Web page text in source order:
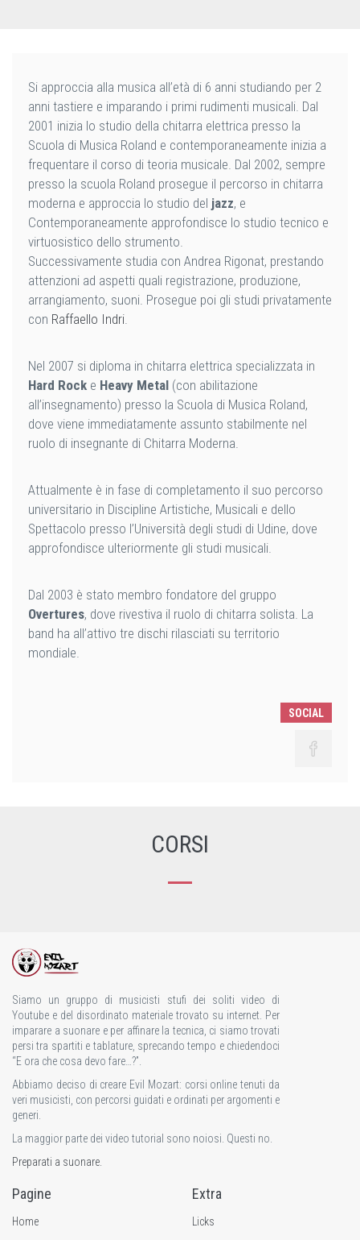
Si approccia alla musica all’età di 6 anni studiando per 2
anni tastiere e imparando i primi rudimenti musicali. Dal
2001 inizia lo studio della chitarra elettrica presso la
Scuola di Musica Roland e contemporaneamente inizia a
frequentare il corso di teoria musicale. Dal 2002, sempre
presso la scuola Roland prosegue il percorso in chitarra
moderna e approccia lo studio del jazz, e
Contemporaneamente approfondisce lo studio tecnico e
virtuosistico dello strumento.
Successivamente studia con Andrea Rigonat, prestando
attenzioni ad aspetti quali registrazione, produzione,
arrangiamento, suoni. Prosegue poi gli studi privatamente
con Raffaello Indri.
Nel 2007 si diploma in chitarra elettrica specializzata in
Hard Rock e Heavy Metal (con abilitazione
all’insegnamento) presso la Scuola di Musica Roland,
dove viene immediatamente assunto stabilmente nel
ruolo di insegnante di Chitarra Moderna.
Attualmente è in fase di completamento il suo percorso
universitario in Discipline Artistiche, Musicali e dello
Spettacolo presso l’Università degli studi di Udine, dove
approfondisce ulteriormente gli studi musicali.
Dal 2003 è stato membro fondatore del gruppo
Overtures, dove rivestiva il ruolo di chitarra solista. La
band ha all’attivo tre dischi rilasciati su territorio
mondiale.
SOCIAL
CORSI
Siamo un gruppo di musicisti stufi dei soliti video di
Youtube e del disordinato materiale trovato su internet. Per
imparare a suonare e per affinare la tecnica, ci siamo trovati
persi tra spartiti e tablature, sprecando tempo e chiedendoci
“E ora che cosa devo fare…?”.
Abbiamo deciso di creare Evil Mozart: corsi online tenuti da
veri musicisti, con percorsi guidati e ordinati per argomenti e
generi.
La maggior parte dei video tutorial sono noiosi. Questi no.
Preparati a suonare.
Pagine
Home
Extra
Licks